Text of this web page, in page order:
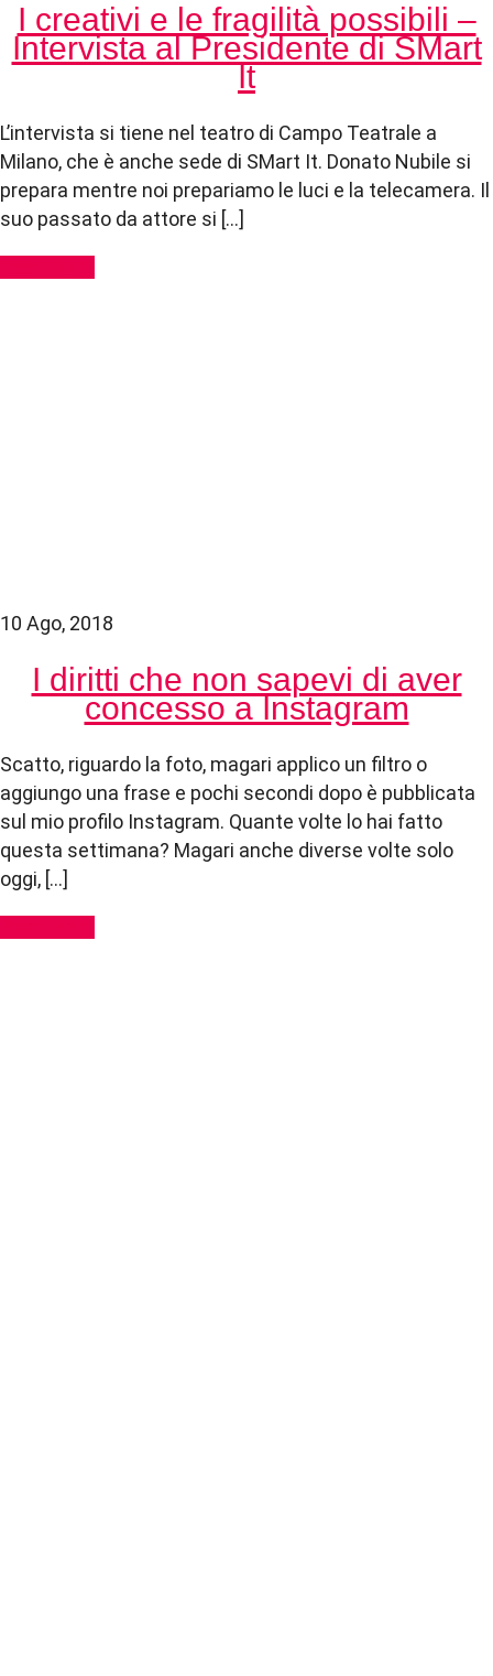
I creativi e le fragilità possibili –
Intervista al Presidente di SMart
It
L’intervista si tiene nel teatro di Campo Teatrale a
Milano, che è anche sede di SMart It. Donato Nubile si
prepara mentre noi prepariamo le luci e la telecamera. Il
suo passato da attore si […]
10 Ago, 2018
I diritti che non sapevi di aver
concesso a Instagram
Scatto, riguardo la foto, magari applico un filtro o
aggiungo una frase e pochi secondi dopo è pubblicata
sul mio profilo Instagram. Quante volte lo hai fatto
questa settimana? Magari anche diverse volte solo
oggi, […]